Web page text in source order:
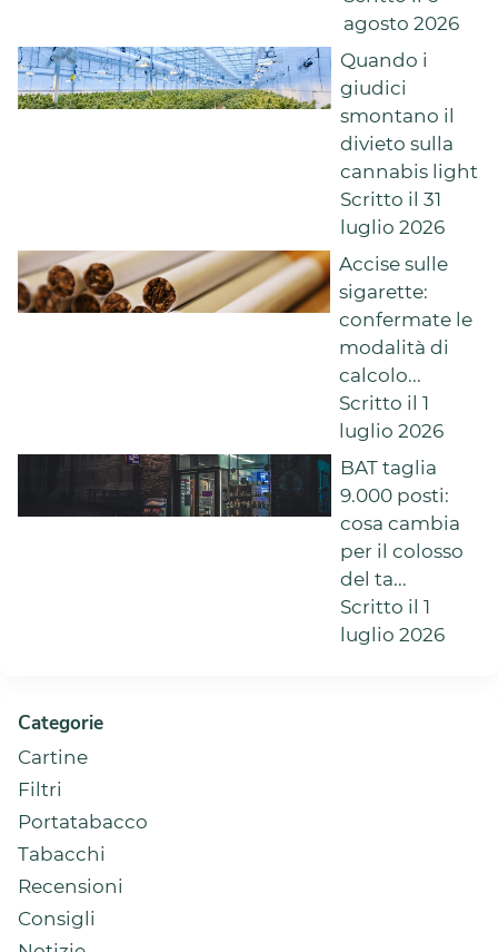
agosto 2026
Quando i
giudici
smontano il
divieto sulla
cannabis light
Scritto il 31
luglio 2026
Accise sulle
sigarette:
confermate le
modalità di
calcolo...
Scritto il 1
luglio 2026
BAT taglia
9.000 posti:
cosa cambia
per il colosso
del ta...
Scritto il 1
luglio 2026
Categorie
Cartine
Filtri
Portatabacco
Tabacchi
Recensioni
Consigli